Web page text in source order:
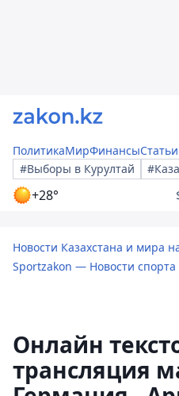
ПолитикаМирФинансыСтатьи
#Выборы в Курултай
+28°
Новости Казахстана и мира
Sportzakon — Новости спорта
Онлайн
трансляция